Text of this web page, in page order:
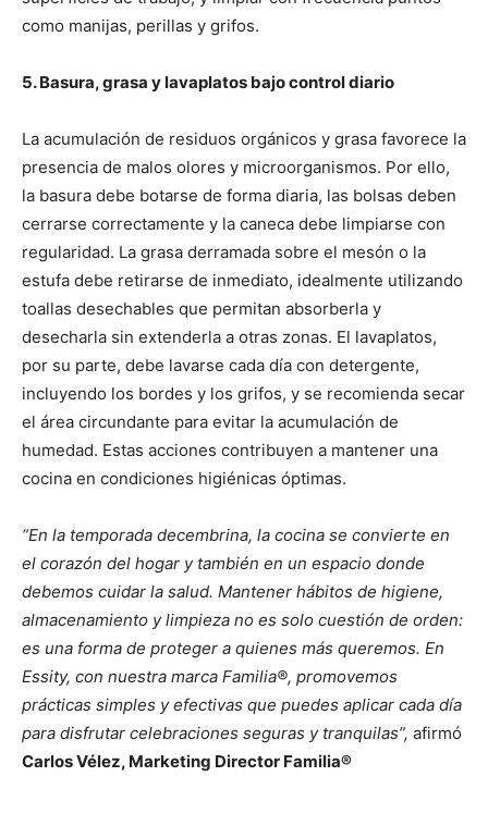
como manijas, perillas y grifos.
5. Basura, grasa y lavaplatos bajo control diario
La acumulación de residuos orgánicos y grasa favorece la
presencia de malos olores y microorganismos. Por ello,
la basura debe botarse de forma diaria, las bolsas deben
cerrarse correctamente y la caneca debe limpiarse con
regularidad. La grasa derramada sobre el mesón o la
estufa debe retirarse de inmediato, idealmente utilizando
toallas desechables que permitan absorberla y
desecharla sin extenderla a otras zonas. El lavaplatos,
por su parte, debe lavarse cada día con detergente,
incluyendo los bordes y los grifos, y se recomienda secar
el área circundante para evitar la acumulación de
humedad. Estas acciones contribuyen a mantener una
cocina en condiciones higiénicas óptimas.
“En la temporada decembrina, la cocina se convierte en
el corazón del hogar y también en un espacio donde
debemos cuidar la salud. Mantener hábitos de higiene,
almacenamiento y limpieza no es solo cuestión de orden:
es una forma de proteger a quienes más queremos. En
Essity, con nuestra marca Familia®, promovemos
prácticas simples y efectivas que puedes aplicar cada día
para disfrutar celebraciones seguras y tranquilas”, afirmó
Carlos Vélez, Marketing Director Familia®